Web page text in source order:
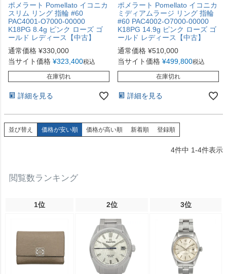
ポメラート Pomellato イコニカ
スリム リング 指輪 #60
PAC4001-O7000-00000
K18PG 8.4g ピンク ローズ ゴ
ールド レディース【中古】
通常価格 ¥330,000
当サイト価格 ¥323,400税込
在庫切れ
詳細を見る
ポメラート Pomellato イコニカ
ミディアムラージ リング 指輪
#60 PAC4002-O7000-00000
K18PG 14.9g ピンク ローズ ゴ
ールド レディース【中古】
通常価格 ¥510,000
当サイト価格 ¥499,800税込
在庫切れ
詳細を見る
並び替え 価格が安い順 価格が高い順 新着順 登録順
4件中 1-4件表示
閲覧数ランキング
1位 2位 3位